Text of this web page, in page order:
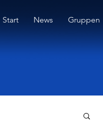
Start News Gruppen